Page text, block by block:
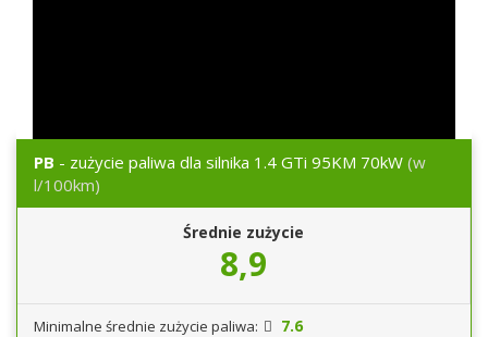
PB - zużycie paliwa dla silnika 1.4 GTi 95KM 70kW (w
l/100km)
Średnie zużycie
8,9
Minimalne średnie zużycie paliwa: 7.6